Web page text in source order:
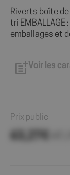
Riverts boîte de
tri EMBALLAGE
emballages et
Voir les
Prix public
63,27€